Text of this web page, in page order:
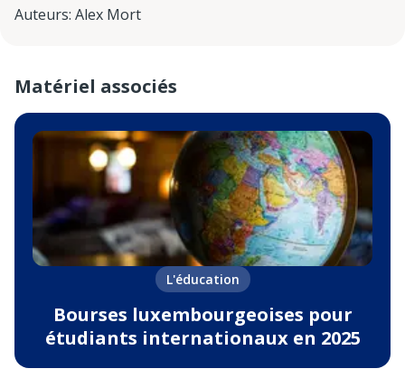
Auteurs: Alex Mort
Matériel associés
L'éducation
Bourses luxembourgeoises pour
étudiants internationaux en 2025